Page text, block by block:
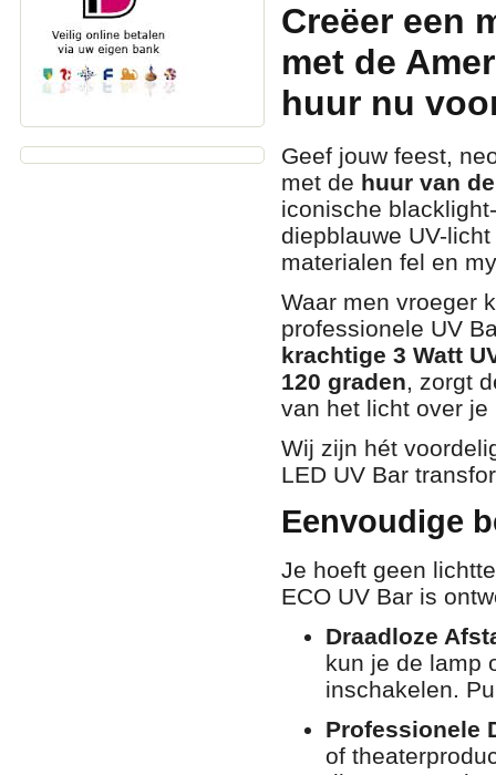
Creëer een
met de
huur nu
Geef jouw feest,
met de huur van
iconische
diepblauwe UV-
materialen fel en
Waar men vroeger
professionele UV
krachtige 3 Watt
120 graden , zorgt
van het licht over
Wij zijn hét
LED UV Bar
Eenvoudige
Je hoeft geen
ECO UV Bar is
Draadloze
kun je de lamp
inschakelen.
Professionele
of